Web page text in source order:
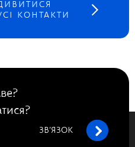
КОНТАКТИ
ЗВ’ЯЗОК